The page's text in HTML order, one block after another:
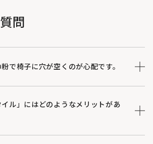
問
で椅子に穴が空くのが心配です。
用しています。
エステルなどの化学繊維と異なり、焚き
イル」にはどのようなメリットがあ